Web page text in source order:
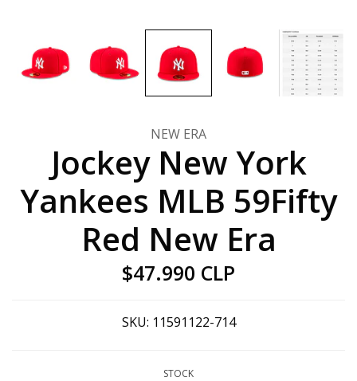
NEW ERA
Jockey New York
Yankees MLB 59Fifty
Red New Era
$47.990 CLP
SKU: 11591122-714
STOCK